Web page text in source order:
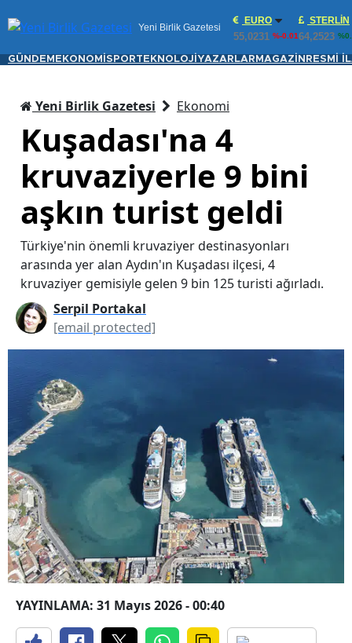
Yeni Birlik Gazetesi
EURO
55,0231 %-0.01
STERLIN
64,2523
GÜNDEM EKONOMİ SPORTEKNOLOJİ YAZARLAR MAGAZİN RESMİ
Yeni Birlik Gazetesi Ekonomi
Kuşadası'na 4
kruvaziyerle 9 bini
aşkın turist geldi
Türkiye'nin önemli kruvaziyer destinasyonları
arasında yer alan Aydın'ın Kuşadası ilçesi, 4
kruvaziyer gemisiyle gelen 9 bin 125 turisti ağırladı.
Serpil Portakal
[email protected]
YAYINLAMA: 31 Mayıs 2026 - 00:40